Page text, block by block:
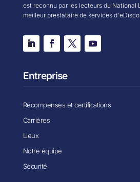
est reconnu par les lecteurs du National
meilleur prestataire de services
Entreprise
Récompenses et certifications
Carrières
Lieux
Notre équipe
Sécurité